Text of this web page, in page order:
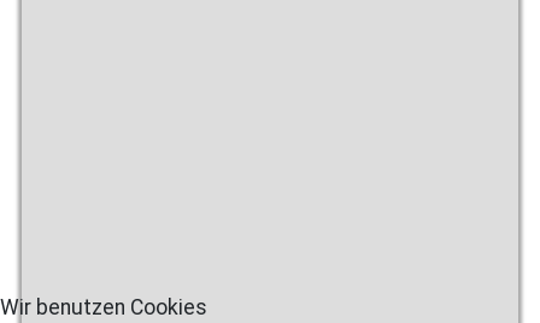
Wir benutzen Cookies